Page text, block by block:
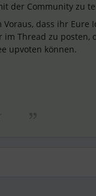
der Community zu
Voraus, dass ihr
im Thread zu posten,
upvoten können.